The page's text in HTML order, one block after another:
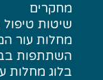
מחקרים
שיטות
מחלות עור
השתתפות
בלוג מחלות